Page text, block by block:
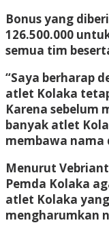
Bonus yang
126.500.000
semua tim
“Saya berharap
atlet Kolaka
Karena sebelum
banyak atlet
membawa nama
Menurut
Pemda Kolaka
atlet Kolaka
mengharumkan